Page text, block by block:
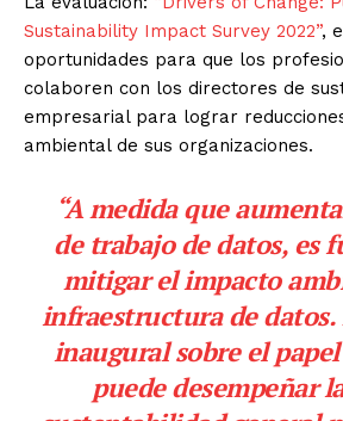
Sustainability Impact Survey 2022”,
oportunidades para que los
colaboren con los directores de
empresarial para lograr
ambiental de sus organizaciones.
“A medida que
de trabajo de datos, es
mitigar el impacto
infraestructura de
inaugural sobre el
puede desempeñar